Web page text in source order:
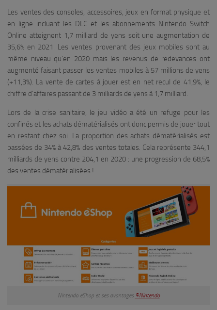
Les ventes des consoles, accessoires, jeux en format physique et
en ligne incluant les DLC et les abonnements Nintendo Switch
Online atteignent 1,7 milliard de yens soit une augmentation de
35,6% en 2021. Les ventes provenant des jeux mobiles sont au
même niveau qu’en 2020 mais les revenus de redevances ont
augmenté faisant passer les ventes mobiles à 57 millions de yens
(+11,3%). La vente de cartes à jouer est en net recul de 41,9%, le
chiffre d’affaires passant de 3 milliards de yens à 1,7 milliard.
Lors de la crise sanitaire, le jeu vidéo a été un refuge pour les
confinés et les achats dématérialisés ont donc permis de jouer tout
en restant chez soi. La proportion des achats dématérialisés est
passées de 34% à 42,8% des ventes totales. Cela représente 344,1
milliards de yens contre 204,1 en 2020 : une progression de 68,5%
des ventes dématérialisées !
Nintendo eShop et ses avantages ©Nintendo